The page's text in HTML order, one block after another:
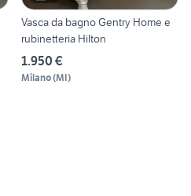
Vasca da bagno Gentry Home e
rubinetteria Hilton
1.950 €
Milano(MI)